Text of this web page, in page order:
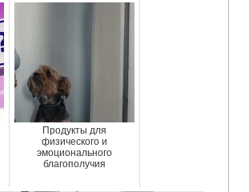
Продукты для
физического и
эмоционального
благополучия